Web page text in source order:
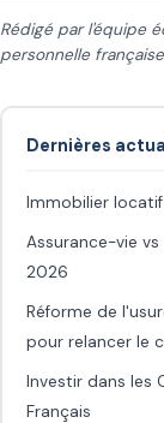
Rédigé par l'équipe
personnelle
Dernières
Immobilier
Assurance-vie
2026
Réforme de
pour relancer le
Investir dans les
Français